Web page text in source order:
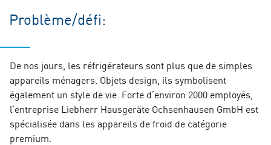
Problème/défi:
De nos jours, les réfrigérateurs sont plus que de simples
appareils ménagers. Objets design, ils symbolisent
également un style de vie. Forte d’environ 2000 employés,
l’entreprise Liebherr Hausgeräte Ochsenhausen GmbH est
spécialisée dans les appareils de froid de catégorie
premium.